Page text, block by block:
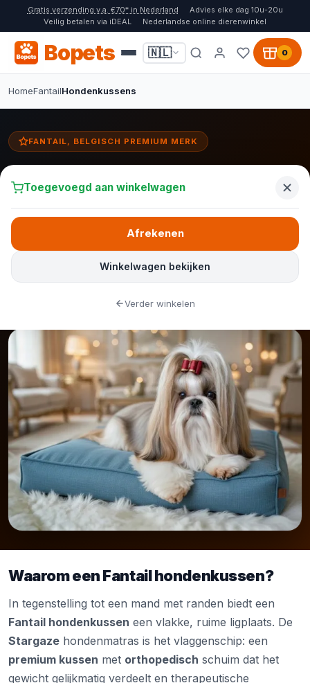
Gratis verzending v.a. €70* in Nederland
Advies elke dag 10u-20u
Veilig betalen via iDEAL
Nederlandse online dierenwinkel
Bopets 🇳🇱 0
HomeFantailHondenkussens
FANTAIL, BELGISCH PREMIUM MERK
Fantail hondenkussens
memoryfoam voor optimale ondersteuning. Kies uit de Stargaze
matras in 12 kleuren voor een comfortabele en stijlvolle slaapplek.
Fantail manden
Waarom een Fantail hondenkussen?
In tegenstelling tot een mand met randen biedt een
Fantail hondenkussen een vlakke, ruime ligplaats. De
Stargaze hondenmatras is het vlaggenschip: een
premium kussen met orthopedisch schuim dat het
gewicht gelijkmatig verdeelt en therapeutische
Toegevoegd aan winkelwagen
Winkelwagen bekijken
Afrekenen
Verder winkelen